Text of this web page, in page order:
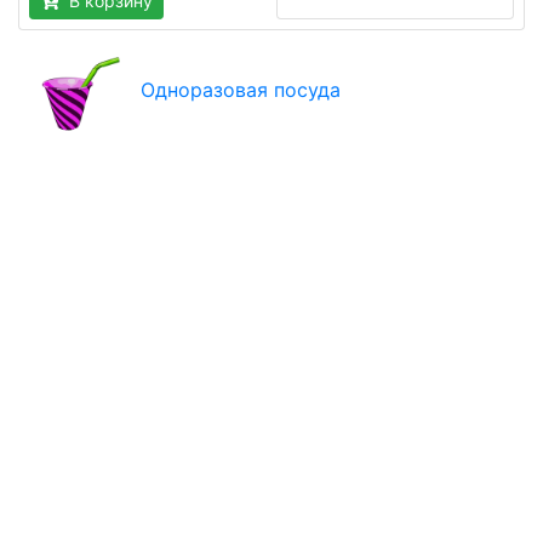
Одноразовая посуда